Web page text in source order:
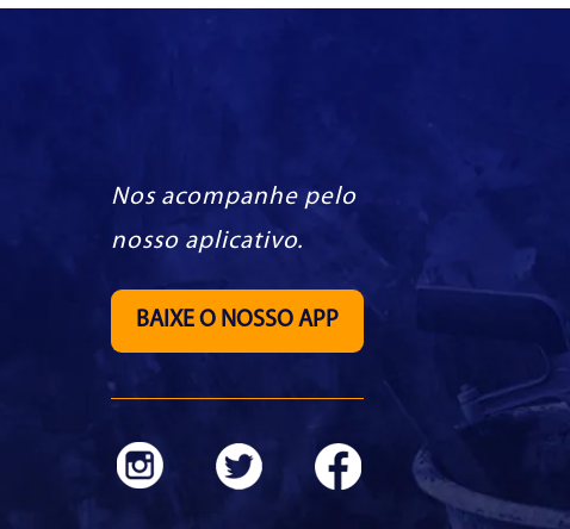
Nos acompanhe pelo
nosso aplicativo.
BAIXE O NOSSO APP